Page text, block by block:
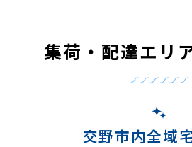
集荷・配達エリ
交野市内全域